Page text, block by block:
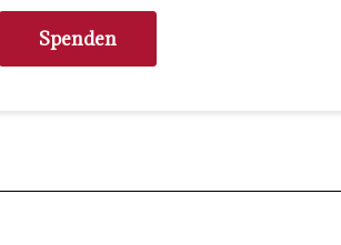
Spenden